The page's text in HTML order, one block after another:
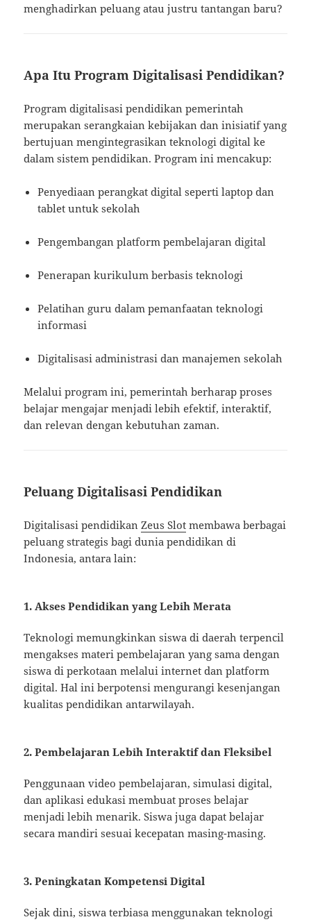
menghadirkan peluang atau justru tantangan baru?
Apa Itu Program Digitalisasi Pendidikan?
Program digitalisasi pendidikan pemerintah
merupakan serangkaian kebijakan dan inisiatif yang
bertujuan mengintegrasikan teknologi digital ke
dalam sistem pendidikan. Program ini mencakup:
Penyediaan perangkat digital seperti laptop dan
tablet untuk sekolah
Pengembangan platform pembelajaran digital
Penerapan kurikulum berbasis teknologi
Pelatihan guru dalam pemanfaatan teknologi
informasi
Digitalisasi administrasi dan manajemen sekolah
Melalui program ini, pemerintah berharap proses
belajar mengajar menjadi lebih efektif, interaktif,
dan relevan dengan kebutuhan zaman.
Peluang Digitalisasi Pendidikan
Digitalisasi pendidikanZeus Slot membawa berbagai
peluang strategis bagi dunia pendidikan di
Indonesia, antara lain:
1. Akses Pendidikan yang Lebih Merata
Teknologi memungkinkan siswa di daerah terpencil
mengakses materi pembelajaran yang sama dengan
siswa di perkotaan melalui internet dan platform
digital. Hal ini berpotensi mengurangi kesenjangan
kualitas pendidikan antarwilayah.
2. Pembelajaran Lebih Interaktif dan Fleksibel
Penggunaan video pembelajaran, simulasi digital,
dan aplikasi edukasi membuat proses belajar
menjadi lebih menarik. Siswa juga dapat belajar
secara mandiri sesuai kecepatan masing-masing.
3. Peningkatan Kompetensi Digital
Sejak dini, siswa terbiasa menggunakan teknologi